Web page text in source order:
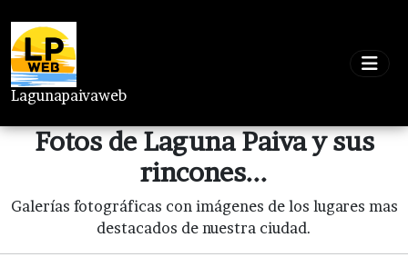
Lagunapaivaweb
Fotos de Laguna Paiva y sus
rincones...
Galerías fotográficas con imágenes de los lugares mas
destacados de nuestra ciudad.